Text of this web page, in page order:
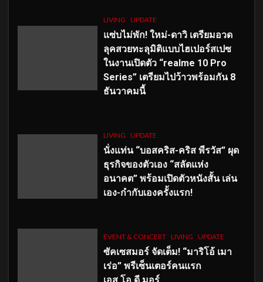
LIVING UPDATE
แซ่บไม่พัก! ใหม่-ดาวิ เตรียมอวด
ลุคสวยทะลุมิติแบบไฮเปอร์สเปซ
ในงานเปิดตัว “realme 10 Pro
Series” เตรียมไปว้าวพร้อมกัน 8
ธันวาคมนี้
LIVING UPDATE
นั่งแท่น “บอสคริส-คริส พีรวัส” ผุด
ธุรกิจของตัวเอง “สลัดแห่ง
อนาคต” พร้อมเปิดตัวหนังสั้น เล่น
เอง-กำกับเองครั้งแรก!
EVENT & CONCERT LIVING UPDATE
ซัคเซสมอร์ จัดเต็ม! “มาริโอ้ เมา
เร่อ” พรีเซ็นเตอร์คนแรก
เอส.โอ.ดี มอร์